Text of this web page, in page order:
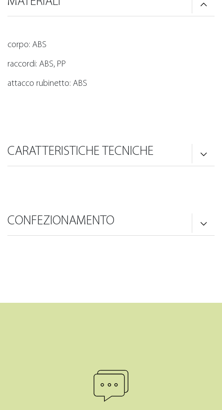
corpo: ABS
raccordi: ABS, PP
attacco rubinetto: ABS
CARATTERISTICHE TECNICHE
CONFEZIONAMENTO